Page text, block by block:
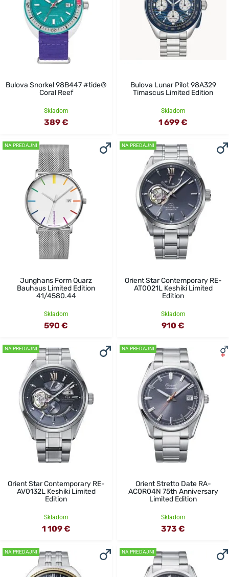
Bulova Snorkel 98B447 #tide®
Coral Reef
Skladom
389 €
Bulova Lunar Pilot 98A329
Timascus Limited Edition
Skladom
1 699 €
NA PREDAJNI
Junghans Form Quarz
Bauhaus Limited Edition
41/4580.44
Skladom
590 €
NA PREDAJNI
Orient Star Contemporary RE-
AT0021L Keshiki Limited
Edition
Skladom
910 €
NA PREDAJNI
Orient Star Contemporary RE-
AV0132L Keshiki Limited
Edition
Skladom
1 109 €
NA PREDAJNI
Orient Stretto Date RA-
AC0R04N 75th Anniversary
Limited Edition
Skladom
373 €
NA PREDAJNI NA PREDAJNI